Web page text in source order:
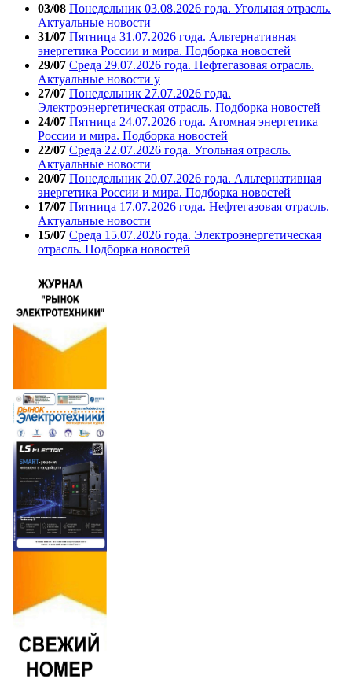
03/08 Понедельник 03.08.2026 года. Угольная отрасль.
Актуальные новости
31/07 Пятница 31.07.2026 года. Альтернативная
энергетика России и мира. Подборка новостей
29/07 Среда 29.07.2026 года. Нефтегазовая отрасль.
Актуальные новости у
27/07 Понедельник 27.07.2026 года.
Электроэнергетическая отрасль. Подборка новостей
24/07 Пятница 24.07.2026 года. Атомная энергетика
России и мира. Подборка новостей
22/07 Среда 22.07.2026 года. Угольная отрасль.
Актуальные новости
20/07 Понедельник 20.07.2026 года. Альтернативная
энергетика России и мира. Подборка новостей
17/07 Пятница 17.07.2026 года. Нефтегазовая отрасль.
Актуальные новости
15/07 Среда 15.07.2026 года. Электроэнергетическая
отрасль. Подборка новостей